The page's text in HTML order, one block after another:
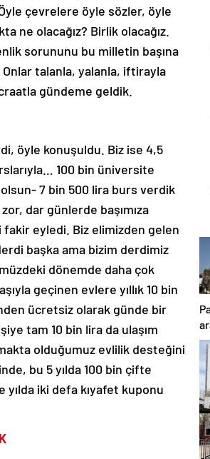
çevrelere öyle sözler, öyle
ne olacağız? Birlik olacağız.
sorununu bu milletin başına
Onlar talanla, yalanla, iftirayla
gündeme geldik.
öyle konuşuldu. Biz ise 4,5
100 bin üniversite
7 bin 500 lira burs verdik
dar günlerde başımıza
eyledi. Biz elimizden gelen
başka ama bizim derdimiz
dönemde daha çok
geçinen evlere yıllık 10 bin
ücretsiz olarak günde bir
tam 10 bin lira da ulaşım
olduğumuz evlilik desteğini
bu 5 yılda 100 bin çifte
iki defa kıyafet kuponu